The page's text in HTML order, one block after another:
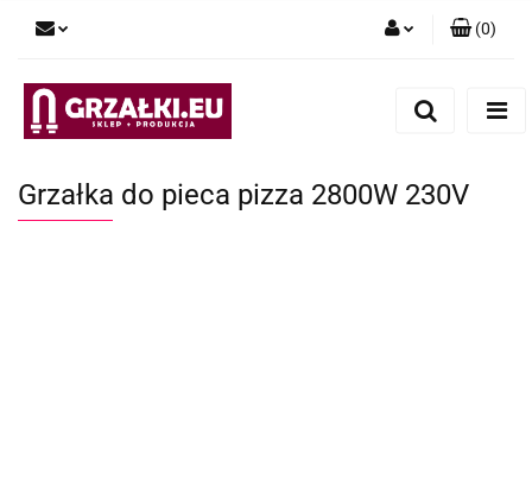
(0)
Grzałka do pieca pizza 2800W 230V